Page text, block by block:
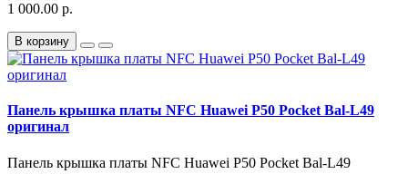
1 000.00 р.
В корзину
Панель крышка платы NFC Huawei P50 Pocket Bal-L49
оригинал
Панель крышка платы NFC Huawei P50 Pocket Bal-L49